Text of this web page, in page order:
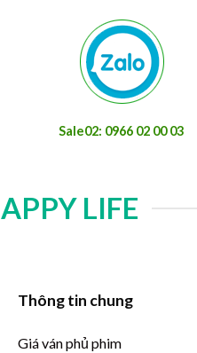
Sale02: 0966 02 00 03
LIFE
Thông tin chung
Giá ván phủ phim